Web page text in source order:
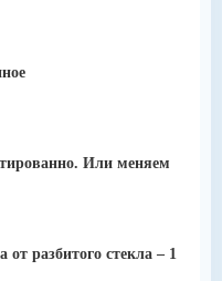
Или меняем
от разбитого стекла – 1